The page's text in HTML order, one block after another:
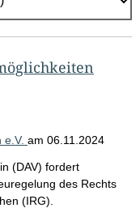
am 06.11.2024
(DAV) fordert
des Rechts
(IRG).